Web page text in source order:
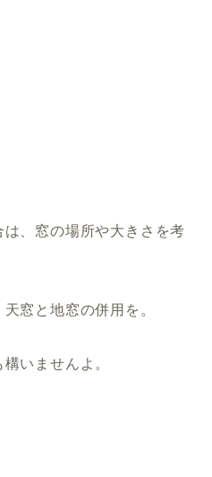
、窓の場所や大きさを考
窓と地窓の併用を。
いませんよ。